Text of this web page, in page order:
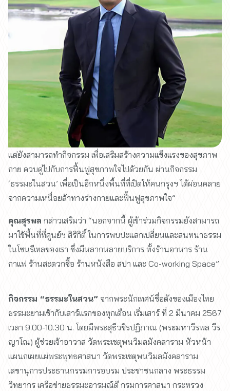
แต่ยังสามารถทำกิจกรรม เพื่อเสริมสร้างความแข็งแรงของสุขภาพ
กาย ควบคู่ไปกับการฟื้นฟูสุขภาพใจไปด้วยกัน ผ่านกิจกรรม
‘ธรรมะในสวน’ เพื่อเป็นอีกหนึ่งพื้นที่ที่เปิดให้คนกรุงฯ ได้ผ่อนคลาย
จากความเหนื่อยล้าทางร่างกายและฟื้นฟูสุขภาพใจ”
คุณสุรพล กล่าวเสริมว่า “นอกจากนี้ ผู้เข้าร่วมกิจกรรมยังสามารถ
มาใช้พื้นที่ที่ศูนย์ฯ สิริกิติ์ ในการพบปะแลกเปลี่ยนและสนทนาธรรม
ในโซนรีเทลของเรา ซึ่งมีหลากหลายบริการ ทั้งร้านอาหาร ร้าน
กาแฟ ร้านสะดวกซื้อ ร้านหนังสือ สปา และ Co-working Space”
กิจกรรม “ธรรมะในสวน” จากพระนักเทศน์ชื่อดังของเมืองไทย
ธรรมะยามเช้ากับเสาร์แรกของทุกเดือน เริ่มเสาร์ ที่ 2 มีนาคม 2567
เวลา 9.00-10.30 น. โดยมีพระสุธีวชิรปฏิภาณ (พระมหาวีรพล วีร
ญาโณ) ผู้ช่วยเจ้าอาวาส วัดพระเชตุพนวิมลมังคลาราม หัวหน้า
แผนกเผยแผ่พระพุทธศาสนา วัดพระเชตุพนวิมลมังคลาราม
เลขานุการประธานกรรมการอบรม ประชาชนกลาง พระธรรม
วิทยากร เครือข่ายธรรมะอารมณ์ดี กรมการศาสนา กระทรวง